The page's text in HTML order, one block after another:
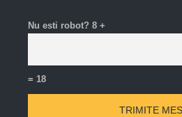
Nu esti robot? 8 +
= 18